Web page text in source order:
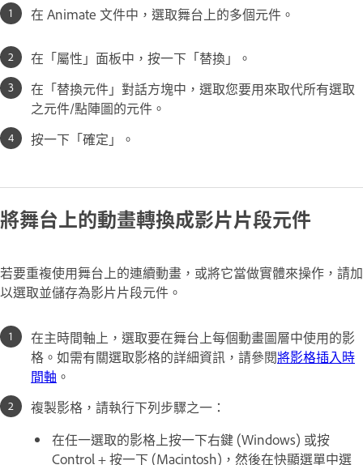
在 Animate 文件中，選取舞台上的多個元件。
在「屬性」面板中，按一下「替換」。
在「替換元件」對話方塊中，選取您要用來取代所有選取
之元件/點陣圖的元件。
按一下「確定」。
將舞台上的動畫轉換成影片片段元件
若要重複使用舞台上的連續動畫，或將它當做實體來操作，請加
以選取並儲存為影片片段元件。
在主時間軸上，選取要在舞台上每個動畫圖層中使用的影
格。如需有關選取影格的詳細資訊，請參閱將影格插入時
間軸 。
複製影格，請執行下列步驟之一：
在任一選取的影格上按一下右鍵 (Windows) 或按
Control + 按一下 (Macintosh)，然後在快顯選單中選